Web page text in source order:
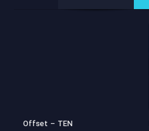
Offset – TEN